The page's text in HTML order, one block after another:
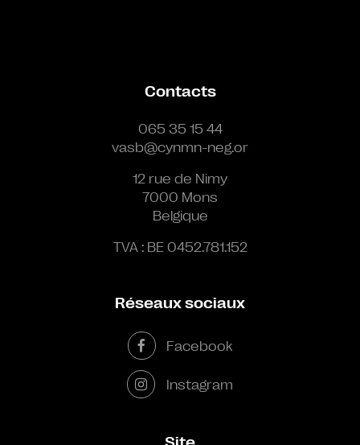
Contacts
065 35 15 44
vasb@cynmn-neg.or
12 rue de Nimy
7000 Mons
Belgique
TVA : BE 0452.781.152
Réseaux sociaux
Facebook
Instagram